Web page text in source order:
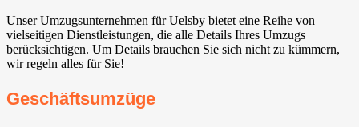
Unser Umzugsunternehmen für Uelsby bietet eine Reihe von
vielseitigen Dienstleistungen, die alle Details Ihres Umzugs
berücksichtigen. Um Details brauchen Sie sich nicht zu kümmern,
wir regeln alles für Sie!
Geschäftsumzüge